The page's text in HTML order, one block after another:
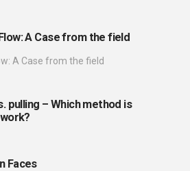
A Case from the field
A Case from the field
pulling – Which method is
Faces